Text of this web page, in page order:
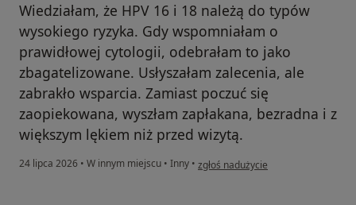
Wiedziałam, że HPV 16 i 18 należą do typów
wysokiego ryzyka. Gdy wspomniałam o
prawidłowej cytologii, odebrałam to jako
zbagatelizowane. Usłyszałam zalecenia, ale
zabrakło wsparcia. Zamiast poczuć się
zaopiekowana, wyszłam zapłakana, bezradna i z
większym lękiem niż przed wizytą.
24 lipca 2026 • W innym miejscu • Inny • w opinii użytkownika AL
zgłoś nadużycie